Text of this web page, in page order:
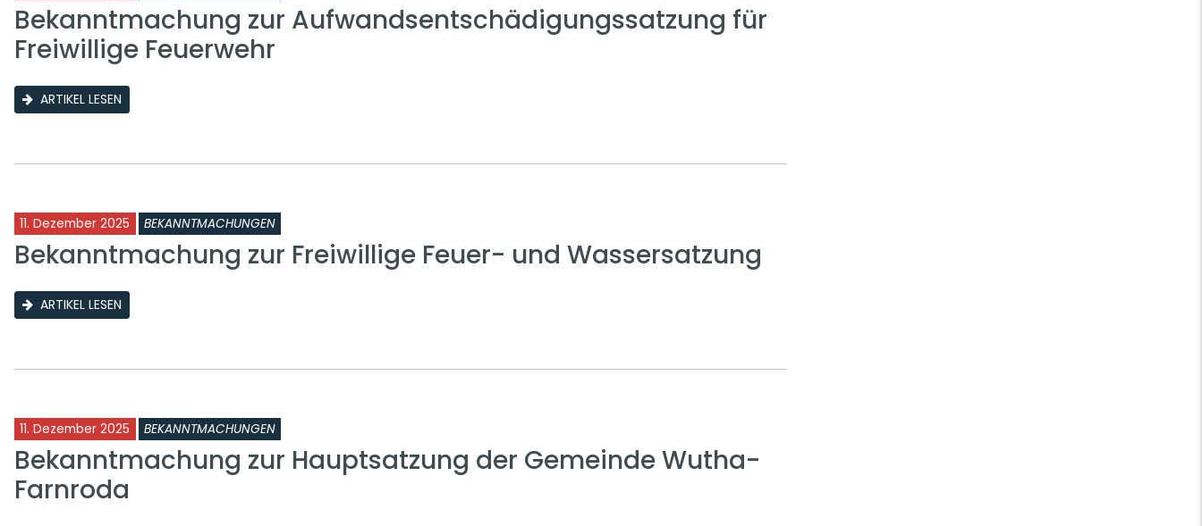
Bekanntmachung zur Aufwandsentschädigungssatzung für
Freiwillige Feuerwehr
ARTIKEL LESEN
11. Dezember 2025 BEKANNTMACHUNGEN
Bekanntmachung zur Freiwillige Feuer- und Wassersatzung
ARTIKEL LESEN
11. Dezember 2025 BEKANNTMACHUNGEN
Bekanntmachung zur Hauptsatzung der Gemeinde Wutha-
Farnroda